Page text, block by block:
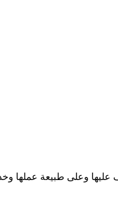
في التعرف عليها وعلى طبيعة